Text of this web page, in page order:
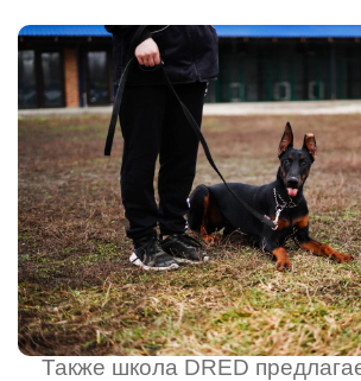
Также школа DRED